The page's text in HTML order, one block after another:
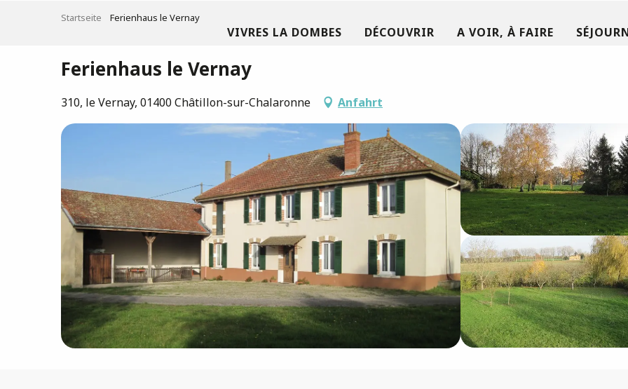
VIVRES LA DOMBES DÉCOUVRIR A VOIR, À FAIRE
Startseite Ferienhaus le Vernay
Ferienhaus le Vernay
310, le Vernay, 01400 Châtillon-sur-Chalaronne Anfahrt